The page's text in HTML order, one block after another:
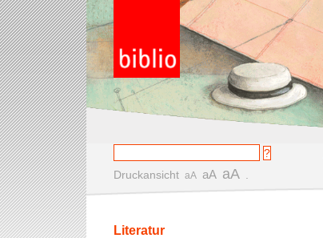
Druckansicht aA aA aA
Literatur